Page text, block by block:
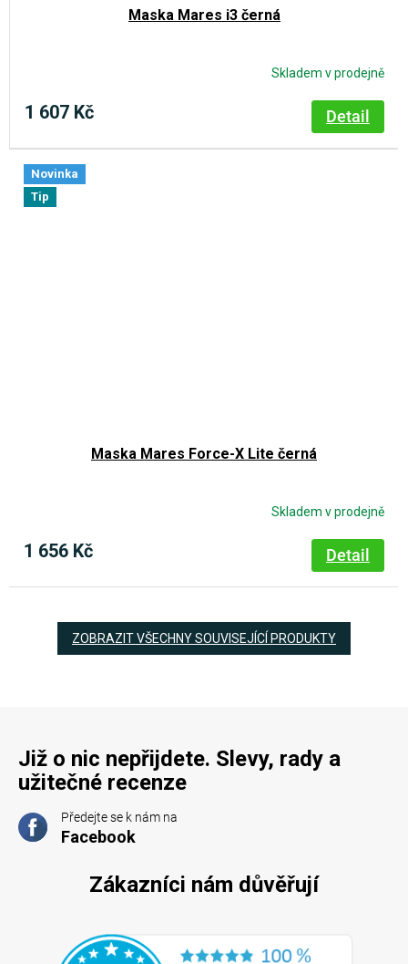
Maska Mares i3 černá
Skladem v prodejně
1 607 Kč Detail
Novinka
Tip
Maska Mares Force-X Lite černá
Skladem v prodejně
1 656 Kč Detail
ZOBRAZIT VŠECHNY SOUVISEJÍCÍ PRODUKTY
Již o nic nepřijdete. Slevy, rady a
užitečné recenze
Předejte se k nám na
Facebook
Zákazníci nám důvěřují